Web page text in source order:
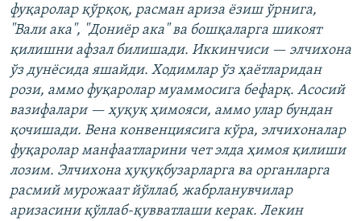
фуқаролар қўрқоқ, расман ариза ёзиш ўрнига,
"Вали ака", "Дониёр ака" ва бошқаларга шикоят
қилишни афзал билишади. Иккинчиси — элчихона
ўз дунёсида яшайди. Ходимлар ўз ҳаётларидан
рози, аммо фуқаролар муаммосига бефарқ. Асосий
вазифалари — ҳуқуқ ҳимояси, аммо улар бундан
қочишади. Вена конвенциясига кўра, элчихоналар
фуқаролар манфаатларини чет элда ҳимоя қилиши
лозим. Элчихона ҳуқуқбузарларга ва органларга
расмий мурожаат йўллаб, жабрланувчилар
аризасини қўллаб-қувватлаши керак. Лекин